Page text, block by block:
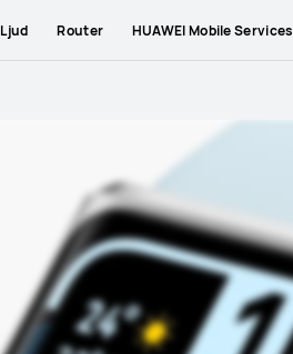
Ljud Router HUAWEI Mobile Services